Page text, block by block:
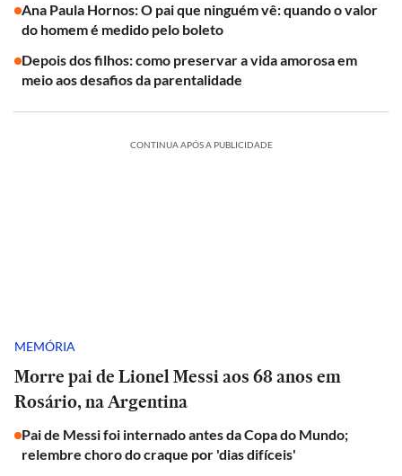
Ana Paula Hornos: O pai que ninguém vê: quando o valor
do homem é medido pelo boleto
Depois dos filhos: como preservar a vida amorosa em
meio aos desafios da parentalidade
CONTINUA APÓS A PUBLICIDADE
MEMÓRIA
Morre pai de Lionel Messi aos 68 anos em
Rosário, na Argentina
Pai de Messi foi internado antes da Copa do Mundo;
relembre choro do craque por 'dias difíceis'